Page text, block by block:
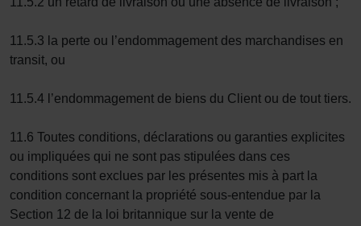
11.5.3 la perte ou l’endommagement des marchandises en
transit, ou
11.5.4 l’endommagement de biens du Client ou de tout tiers.
11.6 Toutes conditions, déclarations ou garanties explicites
ou impliquées qui ne sont pas stipulées dans ces
conditions sont exclues par les présentes mis à part la
condition concernant la propriété sous-entendue par la
Section 12 de la loi britannique sur la vente de